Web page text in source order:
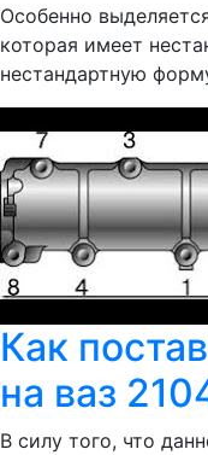
Особенно
которая имеет
нестандартную
Как
на ваз
В силу того, что